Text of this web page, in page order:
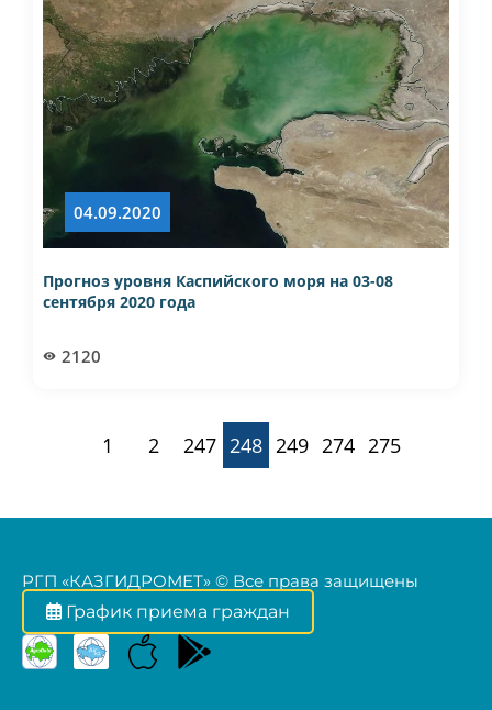
04.09.2020
Прогноз уровня Каспийского моря на 03-08
сентября 2020 года
2120
1 2 247 248 249 274 275
РГП «КАЗГИДРОМЕТ» © Все права защищены
График приема граждан